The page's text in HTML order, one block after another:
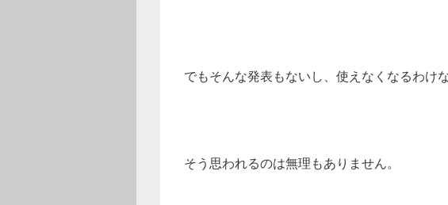
でもそんな発表もないし、使えなくなるわけ
そう思われるのは無理もありません。